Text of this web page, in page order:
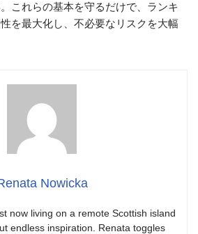
これらの基本を守るだけで、ランキ
を最大化し、不必要なリスクを大幅
Nowicka
now living on a remote Scottish island
endless inspiration. Renata toggles